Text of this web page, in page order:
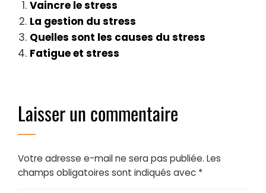
Vaincre le stress
La gestion du stress
Quelles sont les causes du stress
Fatigue et stress
Laisser un commentaire
Votre adresse e-mail ne sera pas publiée. Les
champs obligatoires sont indiqués avec *